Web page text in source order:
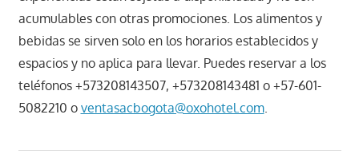
acumulables con otras promociones. Los alimentos y
bebidas se sirven solo en los horarios establecidos y
espacios y no aplica para llevar. Puedes reservar a los
teléfonos +573208143507, +573208143481 o +57-601-
5082210 o ventasacbogota@oxohotel.com.